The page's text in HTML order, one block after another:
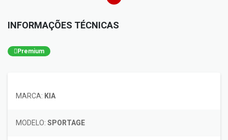
INFORMAÇÕES TÉCNICAS
Premium
MARCA: KIA
MODELO: SPORTAGE